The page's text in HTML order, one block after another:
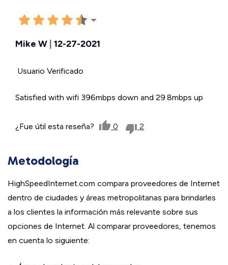
Mike W 12-27-2021
Usuario Verificado
Satisfied with wifi 396mbps down and 29.8mbps up
¿Fue útil esta reseña? 0 2
Metodología
HighSpeedInternet.com compara proveedores de Internet
dentro de ciudades y áreas metropolitanas para brindarles
a los clientes la información más relevante sobre sus
opciones de Internet. Al comparar proveedores, tenemos
en cuenta lo siguiente: